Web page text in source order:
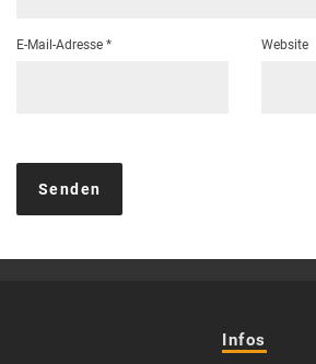
E-Mail-Adresse * Website
Infos